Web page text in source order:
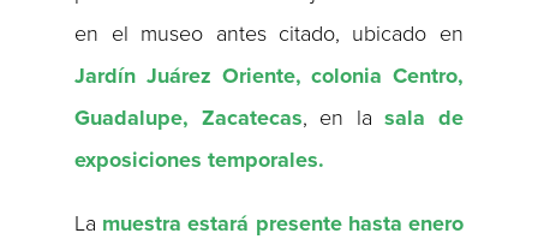
en el museo antes citado, ubicado en
Jardín Juárez Oriente, colonia Centro,
Guadalupe, Zacatecas, en lasala de
exposiciones temporales.
La muestra estará presente hasta enero